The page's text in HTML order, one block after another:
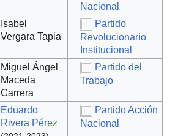
Nacional
Isabel
Vergara Tapia
Partido
Revolucionario
Institucional
Miguel Ángel
Maceda
Carrera
Partido del
Trabajo
Eduardo
Rivera Pérez
Partido Acción
Nacional